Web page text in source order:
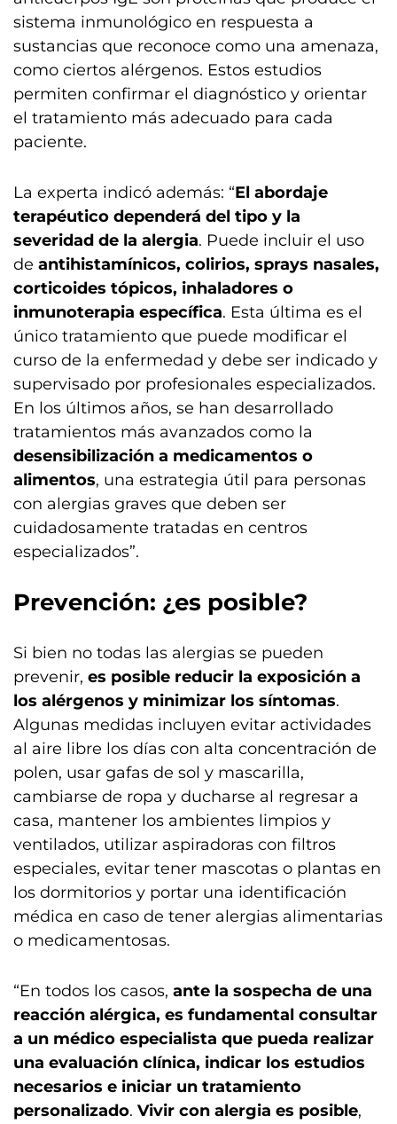
sistema inmunológico en respuesta a
sustancias que reconoce como una amenaza,
como ciertos alérgenos. Estos estudios
permiten confirmar el diagnóstico y orientar
el tratamiento más adecuado para cada
paciente.
La experta indicó además: “El abordaje
terapéutico dependerá del tipo y la
severidad de la alergia. Puede incluir el uso
de antihistamínicos, colirios, sprays nasales,
corticoides tópicos, inhaladores o
inmunoterapia específica. Esta última es el
único tratamiento que puede modificar el
curso de la enfermedad y debe ser indicado y
supervisado por profesionales especializados.
En los últimos años, se han desarrollado
tratamientos más avanzados como la
desensibilización a medicamentos o
alimentos, una estrategia útil para personas
con alergias graves que deben ser
cuidadosamente tratadas en centros
especializados”.
Prevención: ¿es posible?
Si bien no todas las alergias se pueden
prevenir, es posible reducir la exposición a
los alérgenos y minimizar los síntomas.
Algunas medidas incluyen evitar actividades
al aire libre los días con alta concentración de
polen, usar gafas de sol y mascarilla,
cambiarse de ropa y ducharse al regresar a
casa, mantener los ambientes limpios y
ventilados, utilizar aspiradoras con filtros
especiales, evitar tener mascotas o plantas en
los dormitorios y portar una identificación
médica en caso de tener alergias alimentarias
o medicamentosas.
“En todos los casos, ante la sospecha de una
reacción alérgica, es fundamental consultar
a un médico especialista que pueda realizar
una evaluación clínica, indicar los estudios
necesarios e iniciar un tratamiento
personalizado. Vivir con alergia es posible,